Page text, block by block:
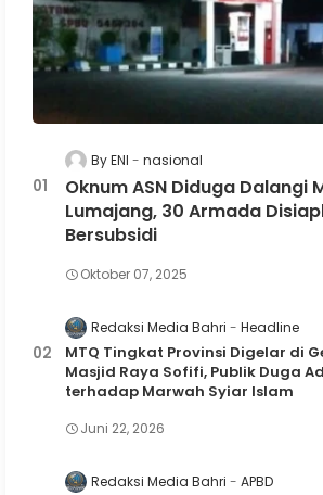
By ENI nasional
Oknum ASN Diduga Dalangi
Lumajang, 30 Armada
Bersubsidi
Oktober 07, 2025
Redaksi Media Bahri Headline
MTQ Tingkat Provinsi Digelar di
Masjid Raya Sofifi, Publik Duga
terhadap Marwah Syiar Islam
Juni 22, 2026
Redaksi Media Bahri APBD